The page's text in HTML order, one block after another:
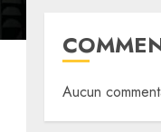
Aucun